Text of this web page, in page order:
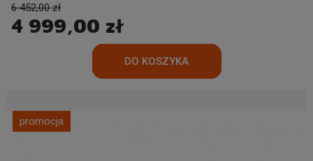
4 999,00 zł
6 452,00 zł
promocja